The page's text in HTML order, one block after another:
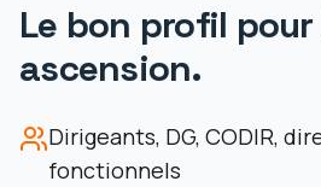
Le bon profil
ascension.
Dirigeants, DG, CODIR,
fonctionnels